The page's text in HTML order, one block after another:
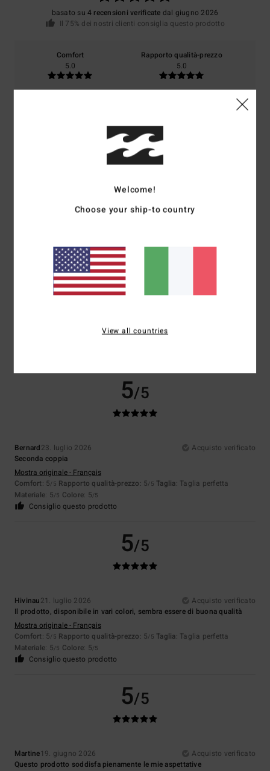
basato su4 recensioni verificate dal giugno 2026
Il 75% dei nostri clienti consiglia questo prodotto
Comfort
5.0
Rapporto qualità-prezzo
5.0
Troppo grande
Colore
5 /5
28. luglio 2026
Acquisto verificato
Rapporto qualità-prezzo: 5/5 Taglia
5/5
Bernard23. luglio 2026
Acquisto verificato
Seconda coppia
Mostra originale - Français
Comfort: 5/5 Rapporto qualità-prezzo: 5/5 Taglia: Taglia perfetta
Materiale: 5/5 Colore: 5/5
Consiglio questo prodotto
5/5
Hivinau21. luglio 2026
Acquisto verificato
Il prodotto, disponibile in vari colori, sembra essere di buona qualità
Mostra originale - Français
Comfort: 5/5 Rapporto qualità-prezzo: 5/5 Taglia: Taglia perfetta
Materiale: 5/5 Colore: 5/5
Consiglio questo prodotto
5/5
Martine19. giugno 2026
Acquisto verificato
Questo prodotto soddisfa pienamente le mie aspettative
Welcome!
Choose your ship-to country
View all countries